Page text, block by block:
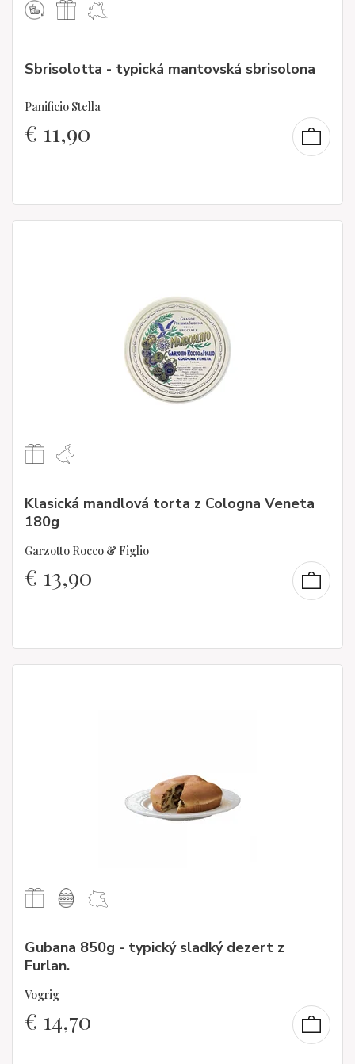
Sbrisolotta - typická mantovská sbrisolona
Panificio Stella
€ 11,90
Klasická mandlová torta z Cologna Veneta
180g
Garzotto Rocco & Figlio
€ 13,90
Gubana 850g - typický sladký dezert z
Furlan.
Vogrig
€ 14,70